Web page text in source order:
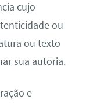
cujo
ou
ou texto
sua autoria.
e